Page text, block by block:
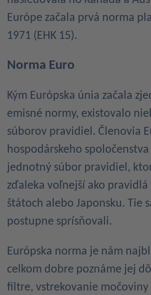
Európe začala prvá norma
1971 (EHK 15).
Norma Euro
Kým Európska únia začala
emisné normy, existovalo
súborov pravidiel. Členovia
hospodárskeho spoločenstva
jednotný súbor pravidiel,
zďaleka voľnejší ako pravidlá
štátoch alebo Japonsku. Tie
postupne sprísňovali.
Európska norma je nám
celkom dobre poznáme jej
filtre, vstrekovanie močoviny